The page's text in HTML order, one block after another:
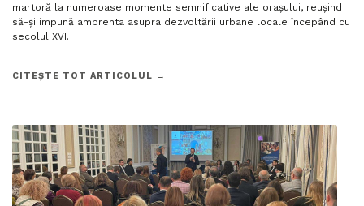
martoră la numeroase momente semnificative ale orașului, reușind
să-și impună amprenta asupra dezvoltării urbane locale începând cu
secolul XVI.
CITEȘTE TOT ARTICOLUL →